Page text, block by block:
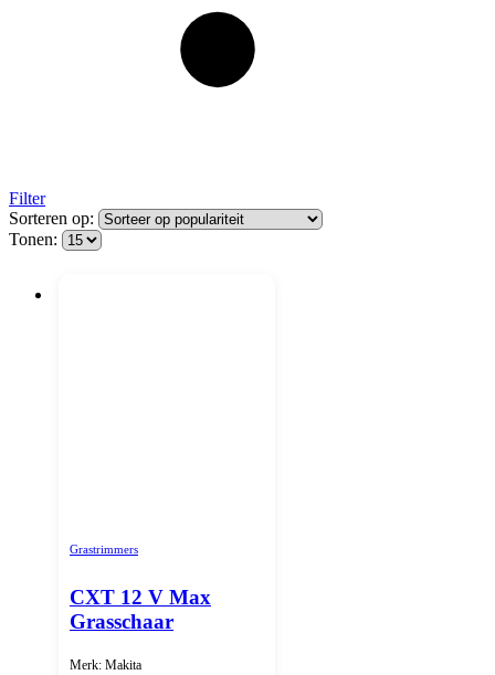
Filter
Sorteren op:
Tonen:
Grastrimmers
CXT 12 V Max
Grasschaar
Merk: Makita